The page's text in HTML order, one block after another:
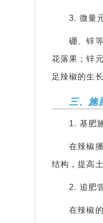
3. 微量元
硼、锌等
花落果；锌
足辣椒的生
三、施
1. 基肥施
在辣椒播
结构，提高
2. 追肥
在辣椒的